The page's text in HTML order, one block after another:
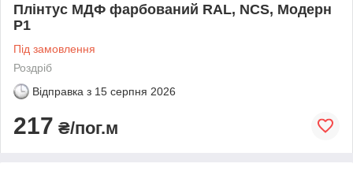
Плінтус МДФ фарбований RAL, NCS, Модерн
Р1
Під замовлення
Роздріб
Відправка з 15 серпня 2026
217 ₴/пог.м